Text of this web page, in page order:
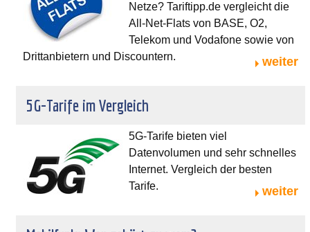
Netze? Tariftipp.de vergleicht die
All-Net-Flats von BASE, O2,
Telekom und Vodafone sowie von
Drittanbietern und Discountern.
weiter
5G-Tarife im Vergleich
5G-Tarife bieten viel
Datenvolumen und sehr schnelles
Internet. Vergleich der besten
Tarife.
weiter